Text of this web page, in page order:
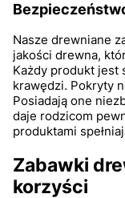
Nasze drewniane
jakości drewna,
Każdy produkt jest
krawędzi. Pokryty
Posiadają one
daje rodzicom
produktami
Zabawki
korzyści